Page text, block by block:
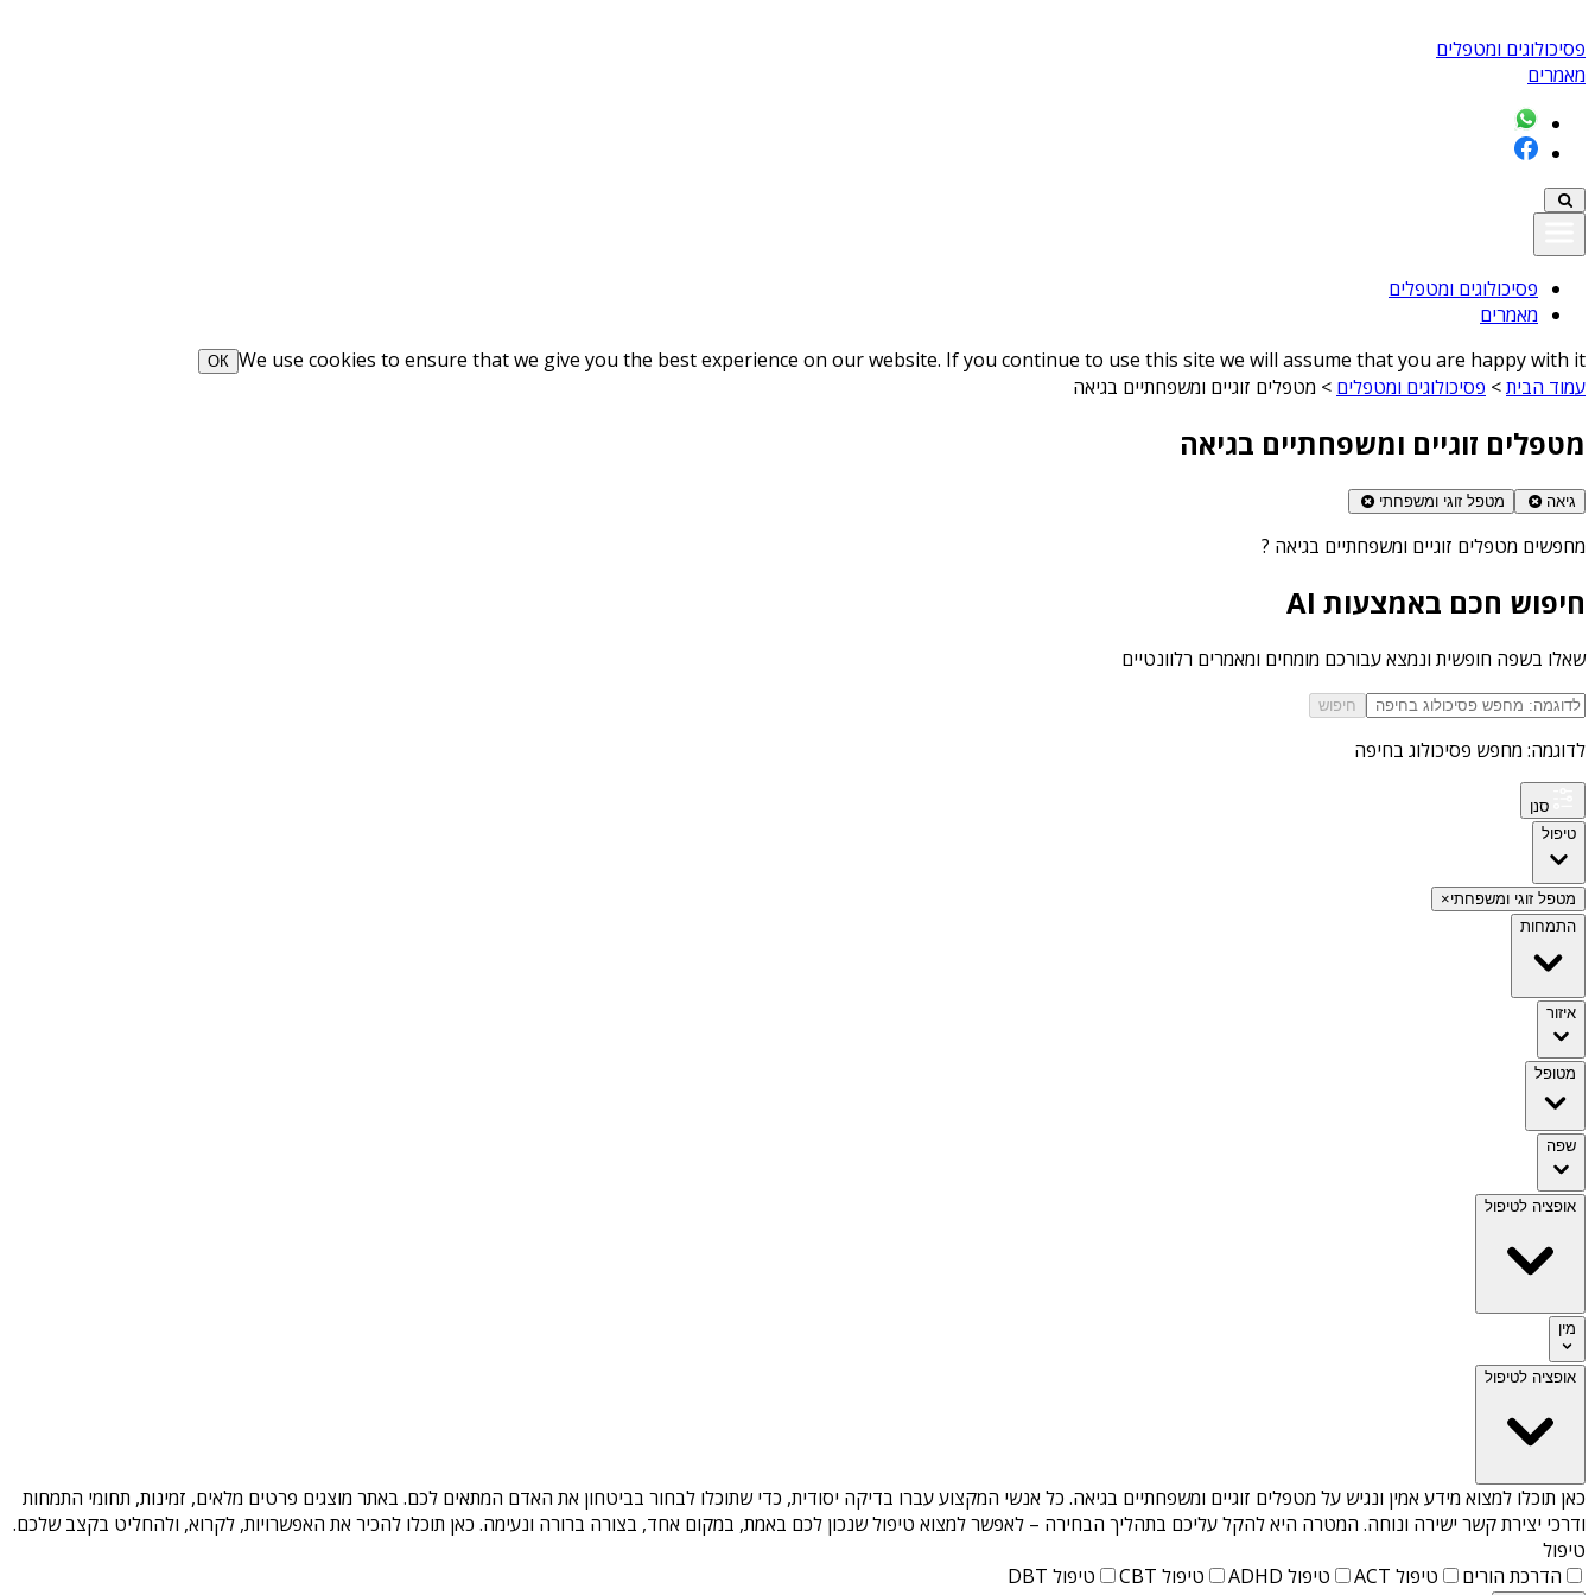
פסיכולוגים ומטפלים
מאמרים
פסיכולוגים ומטפלים
מאמרים
We use cookies to ensure that we give you the best experience on our website. If you continue to use this site we will assume that you are happy with it
ОК
עמוד הבית> פסיכולוגים ומטפלים > מטפלים זוגיים ומשפחתיים בגיאה
מטפלים זוגיים ומשפחתיים בגיאה
גיאה מטפל זוגי ומשפחתי
מחפשים מטפלים זוגיים ומשפחתיים בגיאה ?
חיפוש חכם באמצעות AI
שאלו בשפה חופשית ונמצא עבורכם מומחים ומאמרים רלוונטיים
חיפוש
לדוגמה: מחפש פסיכולוג בחיפה
סנן
טיפול
מטפל זוגי ומשפחתי×
התמחות
איזור
מטופל
שפה
אופציה לטיפול
מין
אופציה לטיפול
כאן תוכלו למצוא מידע אמין ונגיש על מטפלים זוגיים ומשפחתיים בגיאה. כל אנשי המקצוע עברו בדיקה יסודית, כדי שתוכלו לבחור בביטחון את האדם המתאים לכם. באתר מוצגים פרטים מלאים, זמינות, תחומי התמחות
ודרכי יצירת קשר ישירה ונוחה. המטרה היא להקל עליכם בתהליך הבחירה – לאפשר למצוא טיפול שנכון לכם באמת, במקום אחד, בצורה ברורה ונעימה. כאן תוכלו להכיר את האפשרויות, לקרוא, ולהחליט בקצב שלכם.
טיפול
הדרכת הורים
טיפול ACT טיפול ADHD טיפול CBT טיפול DBT